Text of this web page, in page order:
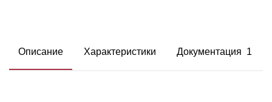
Описание Характеристики Документация 1